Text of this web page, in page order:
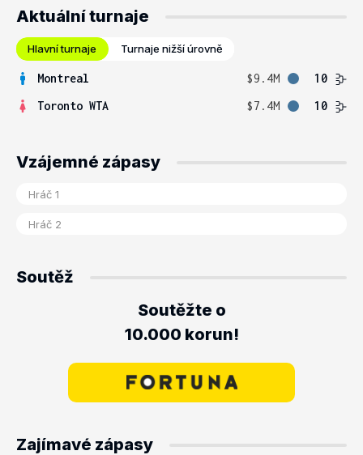
Aktuální turnaje
Hlavní turnaje Turnaje nižší úrovně
Montreal $9.4M
10
Toronto WTA
$7.4M 10
Vzájemné zápasy
Soutěž
Soutěžte o
10.000 korun!
Zajímavé zápasy